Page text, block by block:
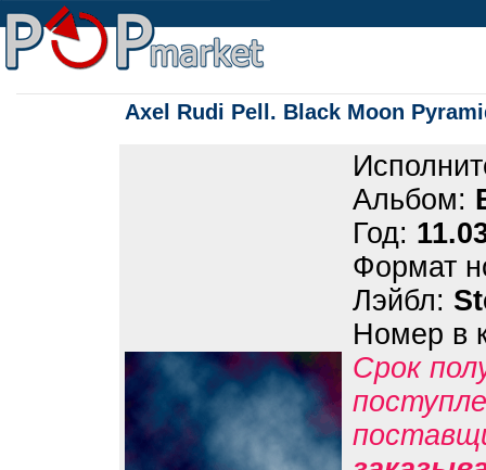
Axel Rudi Pell. Black Moon
Альбом:
Год:
Формат
Лэйбл:
Номер в
Срок